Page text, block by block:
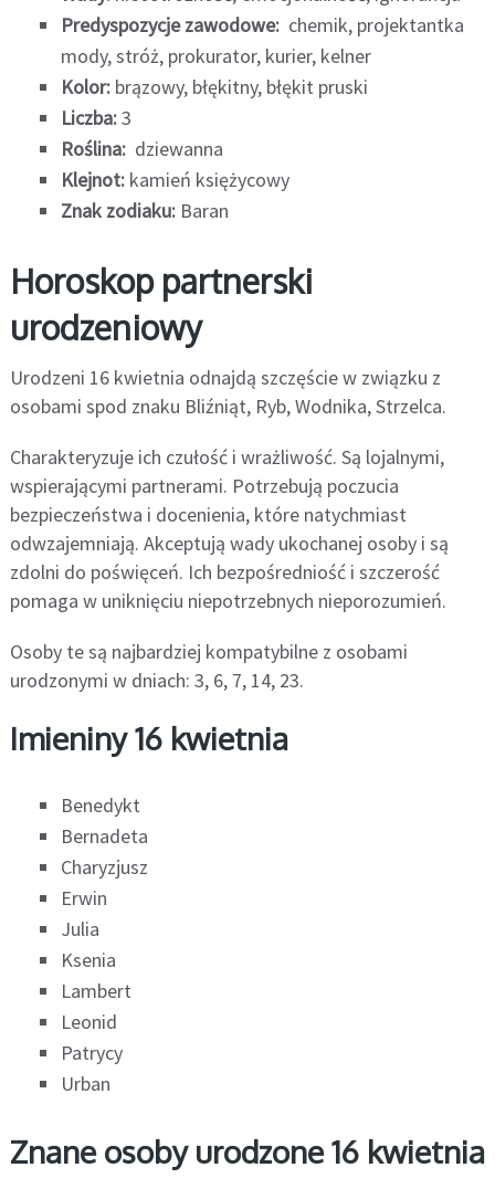
Predyspozycje zawodowe: chemik, projektantka
mody, stróż, prokurator, kurier, kelner
Kolor: brązowy, błękitny, błękit pruski
Liczba:3
Roślina: dziewanna
Klejnot: kamień księżycowy
Znak zodiaku: Baran
Horoskop partnerski
urodzeniowy
Urodzeni 16 kwietnia odnajdą szczęście w związku z
osobami spod znaku Bliźniąt, Ryb, Wodnika, Strzelca.
Charakteryzuje ich czułość i wrażliwość. Są lojalnymi,
wspierającymi partnerami. Potrzebują poczucia
bezpieczeństwa i docenienia, które natychmiast
odwzajemniają. Akceptują wady ukochanej osoby i są
zdolni do poświęceń. Ich bezpośredniość i szczerość
pomaga w uniknięciu niepotrzebnych nieporozumień.
Osoby te są najbardziej kompatybilne z osobami
urodzonymi w dniach: 3, 6, 7, 14, 23.
Imieniny 16 kwietnia
Benedykt
Bernadeta
Charyzjusz
Erwin
Julia
Ksenia
Lambert
Leonid
Patrycy
Urban
Znane osoby urodzone 16 kwietnia